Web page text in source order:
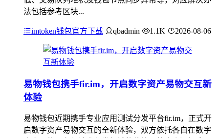
法包括参考区块...
imtoken钱包官方下载 qbadmin 1.1K 2026-08-06
易物钱包携手fir.im，开启数字资产易物交互新
体验
易物钱包近期携手专业应用测试分发平台fir.im，正式开
启数字资产易物交互的全新体验，双方依托各自在数字